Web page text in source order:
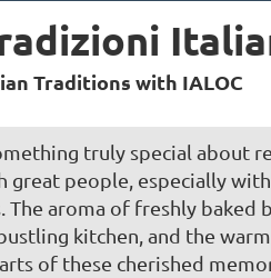
Traditions with IALOC
truly special about
great people, especially
The aroma of freshly baked
kitchen, and the
of these cherished